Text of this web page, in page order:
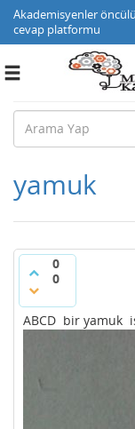
Akademisyenler
cevap platformu
Toggle
yamuk
0
0
ABCD bir yamuk